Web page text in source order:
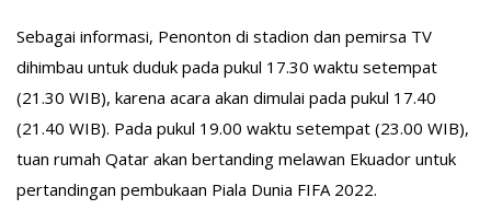
Sebagai informasi, Penonton di stadion dan pemirsa TV
dihimbau untuk duduk pada pukul 17.30 waktu setempat
(21.30 WIB), karena acara akan dimulai pada pukul 17.40
(21.40 WIB). Pada pukul 19.00 waktu setempat (23.00 WIB),
tuan rumah Qatar akan bertanding melawan Ekuador untuk
pertandingan pembukaan Piala Dunia FIFA 2022.